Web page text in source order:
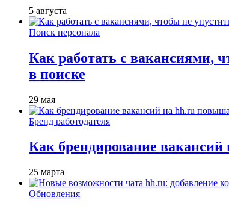
5 августа
Поиск персонала
Как работать с вакансиями,
в поиске
29 мая
Бренд работодателя
Как брендирование
25 марта
Обновления